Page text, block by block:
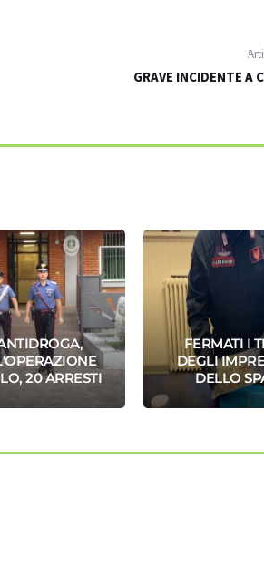
GRAVE INCIDENTE A
20 ARRESTI
FERMATI I
DEGLI
DELLO